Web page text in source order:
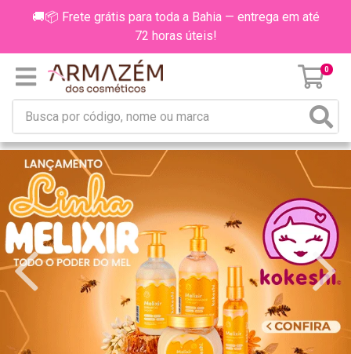
🚚📦 Frete grátis para toda a Bahia — entrega em até
72 horas úteis!
0